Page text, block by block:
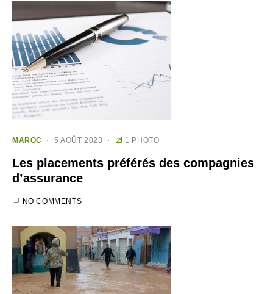
MAROC 5 AOÛT 2023 1 PHOTO
Les placements préférés des compagnies
d’assurance
NO COMMENTS